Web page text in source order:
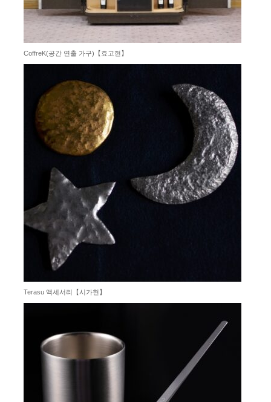
CoffreK(공간 연출 가구)【효고현】
Terasu 액세서리【시가현】